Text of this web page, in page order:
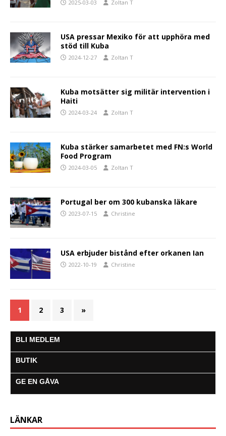
2025-03-03 Zoltan T
USA pressar Mexiko för att upphöra med
stöd till Kuba
2024-12-27 Zoltan T
Kuba motsätter sig militär intervention i
Haiti
2024-03-24 Zoltan T
Kuba stärker samarbetet med FN:s World
Food Program
2024-03-05 Zoltan T
Portugal ber om 300 kubanska läkare
2023-07-15 Christine
USA erbjuder bistånd efter orkanen Ian
2022-10-19 Christine
1 2 3 »
BLI MEDLEM
BUTIK
GE EN GÅVA
LÄNKAR